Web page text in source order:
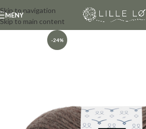
Skip to navigation
Skip to main content
MENY
-24%